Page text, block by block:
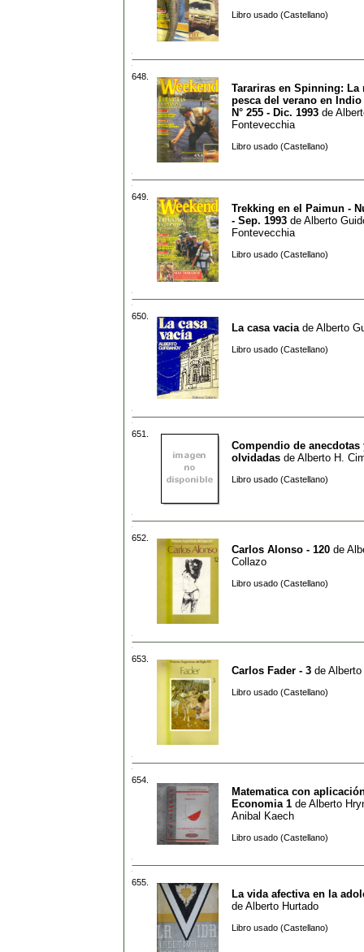
Libro usado (Castellano)
648.
Tarariras en Spinning: La
pesca del verano en Indio
N° 255 - Dic. 1993 de
Fontevecchia
Libro usado (Castellano)
649.
Trekking en el Paimun -
- Sep. 1993 de Alberto
Fontevecchia
Libro usado (Castellano)
650.
La casa vacia de Alberto
Libro usado (Castellano)
651.
Compendio de anecdotas
olvidadas de Alberto H.
Libro usado (Castellano)
652.
Carlos Alonso - 120 de
Collazo
Libro usado (Castellano)
653.
Carlos Fader - 3 de
Libro usado (Castellano)
654.
Matematica con
Economia 1 de Alberto
Anibal Kaech
Libro usado (Castellano)
655.
La vida afectiva en la
de Alberto Hurtado
Libro usado (Castellano)